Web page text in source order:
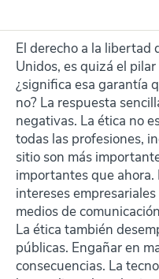
El derecho a la libertad
Unidos, es quizá el
¿significa esa garantía
no? La respuesta
negativas. La ética no
todas las profesiones,
sitio son más
importantes que ahora.
intereses
medios de
La ética también
públicas. Engañar en
consecuencias. La